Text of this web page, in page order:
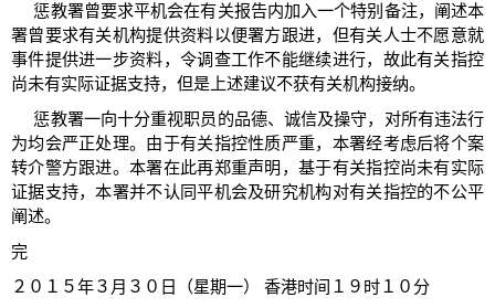
惩教署曾要求平机会在有关报告内加入一个特别备注，阐述本
署曾要求有关机构提供资料以便署方跟进，但有关人士不愿意就
事件提供进一步资料，令调查工作不能继续进行，故此有关指控
尚未有实际证据支持，但是上述建议不获有关机构接纳。
惩教署一向十分重视职员的品德、诚信及操守，对所有违法行
为均会严正处理。由于有关指控性质严重，本署经考虑后将个案
转介警方跟进。本署在此再郑重声明，基于有关指控尚未有实际
证据支持，本署并不认同平机会及研究机构对有关指控的不公平
阐述。
完
２０１５年３月３０日（星期一） 香港时间１９时１０分